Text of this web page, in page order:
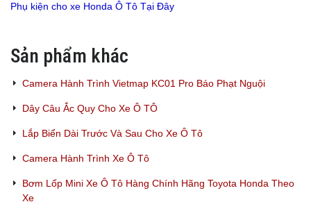
Phụ kiện cho xe Honda Ô Tô Tại Đây
Sản phẩm khác
Camera Hành Trình Vietmap KC01 Pro Báo Phạt Nguội
Dây Câu Ắc Quy Cho Xe Ô TÔ
Lắp Biển Dài Trước Và Sau Cho Xe Ô Tô
Camera Hành Trình Xe Ô Tô
Bơm Lốp Mini Xe Ô Tô Hàng Chính Hãng Toyota Honda Theo
Xe